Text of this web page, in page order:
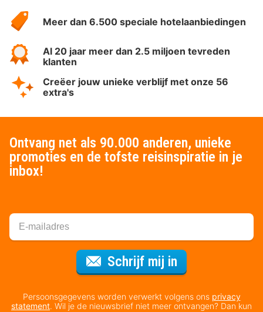
HotelSpecials
Meer dan 6.500 speciale hotelaanbiedingen
Al 20 jaar meer dan 2.5 miljoen tevreden
klanten
Creëer jouw unieke verblijf met onze 56
extra's
Ontvang net als 90.000 anderen, unieke
promoties en de tofste reisinspiratie in je
inbox!
Schrijf mij in
Persoonsgegevens worden verwerkt volgens ons privacy
statement. Wil je de nieuwsbrief niet meer ontvangen? Dan kun